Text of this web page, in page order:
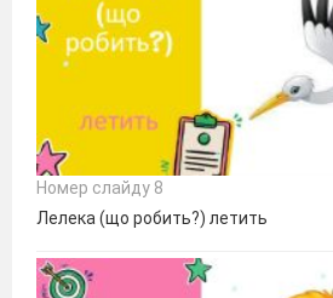
Номер слайду 8
Лелека (що робить?) летить